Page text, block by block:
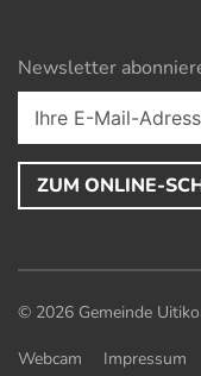
Newsletter
ZUM ONLINE-
© 2026 Gemeinde
Toolbar
Webcam Impressum